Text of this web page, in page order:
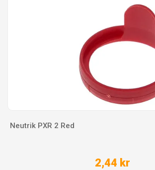
Neutrik PXR 2 Red
2,44 kr